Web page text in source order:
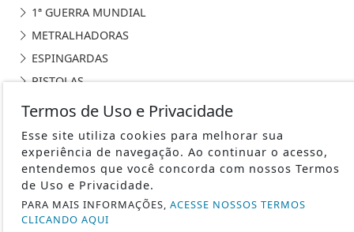
1ª GUERRA MUNDIAL
METRALHADORAS
ESPINGARDAS
PISTOLAS
HISTÓRIA
FABRICANTES DE ARMAS
CURIOSIDADES
CAÇA
Termos de Uso e Privacidade
Esse site utiliza cookies para melhorar sua
experiência de navegação. Ao continuar o acesso,
entendemos que você concorda com nossos Termos
de Uso e Privacidade.
PARA MAIS INFORMAÇÕES, ACESSE NOSSOS TERMOS
CLICANDO AQUI